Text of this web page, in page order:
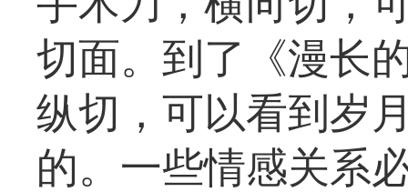
切面。到了《漫长
纵切，可以看到岁
的。一些情感关系